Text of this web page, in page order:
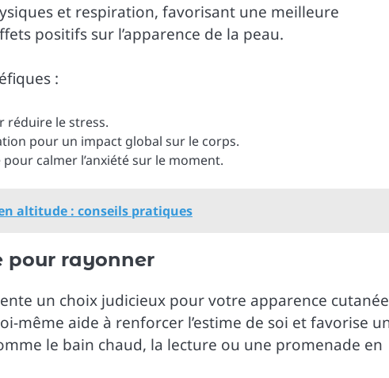
et respiration, favorisant une meilleure
positifs sur l’apparence de la peau.
:
réduire le stress.
pour un impact global sur le corps.
pour calmer l’anxiété sur le moment.
altitude : conseils pratiques
pour rayonner
un choix judicieux pour votre apparence
même aide à renforcer l’estime de soi et favorise
le bain chaud, la lecture ou une promenade en